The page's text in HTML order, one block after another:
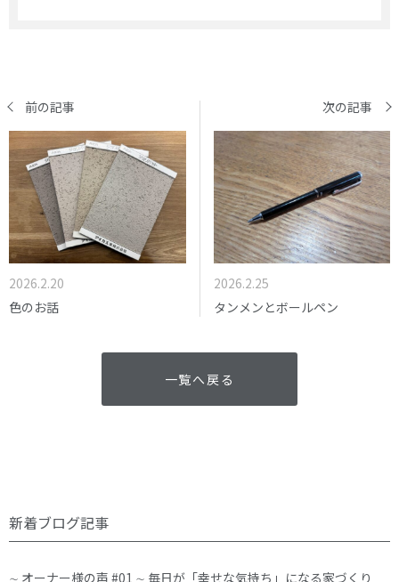
前の記事
2026.2.20
色のお話
次の記事
2026.2.25
タンメンとボールペン
一覧へ戻る
新着ブログ記事
∼ オーナー様の声 #01 ∼ 毎日が「幸せな気持ち」になる家づくり